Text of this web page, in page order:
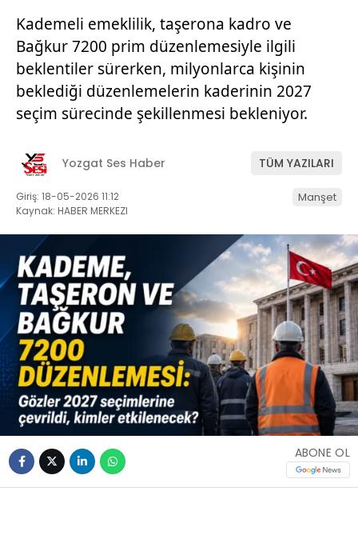
Kademeli emeklilik, taşerona kadro ve
Bağkur 7200 prim düzenlemesiyle ilgili
beklentiler sürerken, milyonlarca kişinin
beklediği düzenlemelerin kaderinin 2027
seçim sürecinde şekillenmesi bekleniyor.
Yozgat Ses Haber TÜM YAZILARI
Giriş: 18-05-2026 11:12
Kaynak: HABER MERKEZI
Manşet
ABONE OL